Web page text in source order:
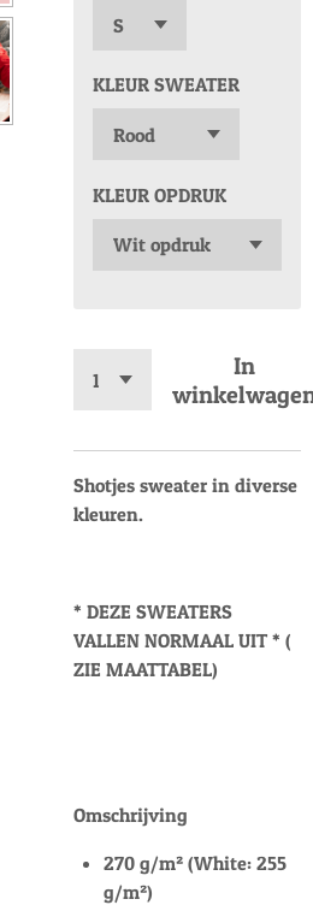
KLEUR SWEATER
KLEUR OPDRUK
In
Shotjes sweater in diverse
kleuren.
* DEZE SWEATERS
VALLEN NORMAAL UIT * (
ZIE MAATTABEL)
Omschrijving
270 g/m² (White: 255
g/m²)